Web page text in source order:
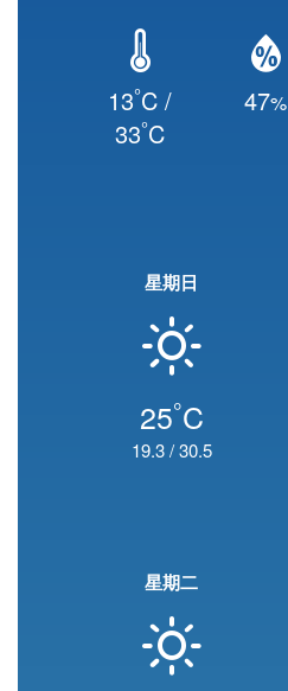
13°C /
33°C
47%
星期日
25°C
19.3/30.5
星期二